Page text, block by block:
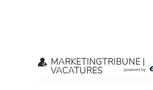
MARKETINGTRIBUNE |
VACATURES